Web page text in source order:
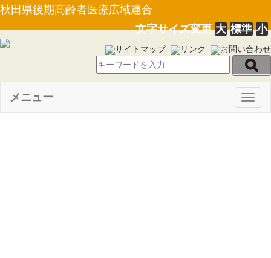
秋田県後期高齢者医療広域連合
文字サイズ変更大 標準 小
サイトマップ リンク お問い合わせ
メニュー